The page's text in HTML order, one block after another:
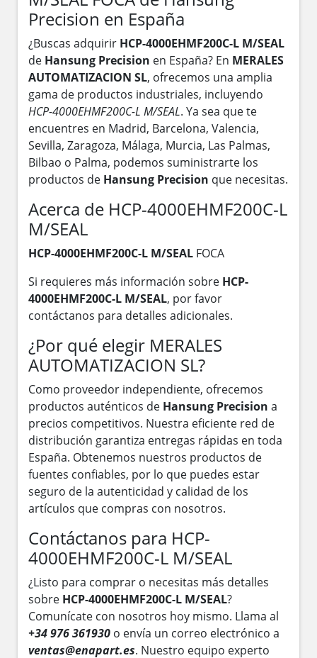
Precision en España
¿Buscas adquirir HCP-4000EHMF200C-L M/SEAL
de Hansung Precision en España? En MERALES
AUTOMATIZACION SL, ofrecemos una amplia
gama de productos industriales, incluyendo
HCP-4000EHMF200C-L M/SEAL. Ya sea que te
encuentres en Madrid, Barcelona, Valencia,
Sevilla, Zaragoza, Málaga, Murcia, Las Palmas,
Bilbao o Palma, podemos suministrarte los
productos de Hansung Precision que necesitas.
Acerca de HCP-4000EHMF200C-L
M/SEAL
HCP-4000EHMF200C-L M/SEAL FOCA
Si requieres más información sobre HCP-
4000EHMF200C-L M/SEAL, por favor
contáctanos para detalles adicionales.
¿Por qué elegir MERALES
AUTOMATIZACION SL?
Como proveedor independiente, ofrecemos
productos auténticos de Hansung Precision a
precios competitivos. Nuestra eficiente red de
distribución garantiza entregas rápidas en toda
España. Obtenemos nuestros productos de
fuentes confiables, por lo que puedes estar
seguro de la autenticidad y calidad de los
artículos que compras con nosotros.
Contáctanos para HCP-
4000EHMF200C-L M/SEAL
¿Listo para comprar o necesitas más detalles
sobre HCP-4000EHMF200C-L M/SEAL?
Comunícate con nosotros hoy mismo. Llama al
+34 976 361930 o envía un correo electrónico a
ventas@enapart.es. Nuestro equipo experto